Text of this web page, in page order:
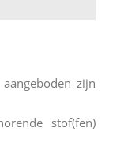
zijn
stof(fen)